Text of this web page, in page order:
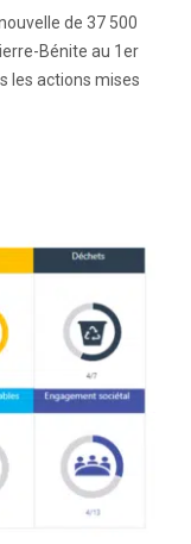
de 37 500
Bénite au 1er
les actions mises